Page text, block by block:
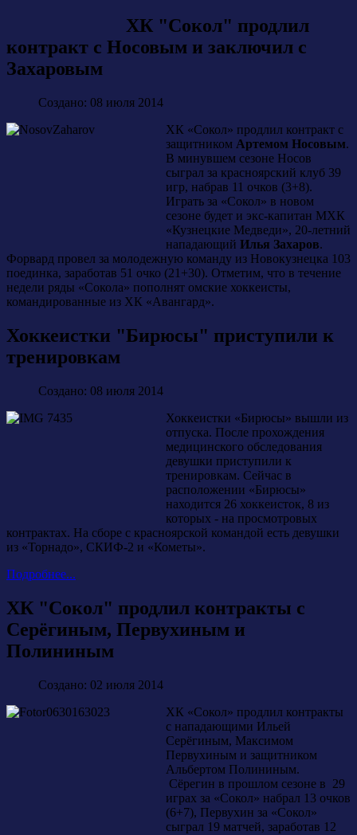
ХК "Сокол" продлил
контракт с Носовым и заключил с
Захаровым
Создано: 08 июля 2014
ХК «Сокол» продлил контракт с
защитником Артемом Носовым.
В минувшем сезоне Носов
сыграл за красноярский клуб 39
игр, набрав 11 очков (3+8).
Играть за «Сокол» в новом
сезоне будет и экс-капитан МХК
«Кузнецкие Медведи», 20-летний
нападающий Илья Захаров.
Форвард провел за молодежную команду из Новокузнецка 103
поединка, заработав 51 очко (21+30). Отметим, что в течение
недели ряды «Сокола» пополнят омские хоккеисты,
командированные из ХК «Авангард».
Хоккеистки "Бирюсы" приступили к
тренировкам
Создано: 08 июля 2014
Хоккеистки «Бирюсы» вышли из
отпуска. После прохождения
медицинского обследования
девушки приступили к
тренировкам. Сейчас в
расположении «Бирюсы»
находится 26 хоккеисток, 8 из
которых - на просмотровых
контрактах. На сборе с красноярской командой есть девушки
из «Торнадо», СКИФ-2 и «Кометы».
Подробнее...
ХК "Сокол" продлил контракты с
Серёгиным, Первухиным и
Полининым
Создано: 02 июля 2014
ХК «Сокол» продлил контракты
с нападающими Ильей
Серёгиным, Максимом
Первухиным и защитником
Альбертом Полининым.
Сёрегин в прошлом сезоне в 29
играх за «Сокол» набрал 13 очков
(6+7), Первухин за «Сокол»
сыграл 19 матчей, заработав 12